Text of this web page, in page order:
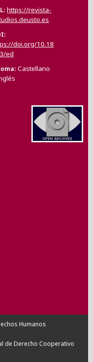
https://revista-
doi.org/10.18
ed
Castellano
Humanos
de Derecho Cooperativo